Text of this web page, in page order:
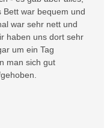
war bequem und
war sehr nett und
haben uns dort sehr
um ein Tag
man sich gut